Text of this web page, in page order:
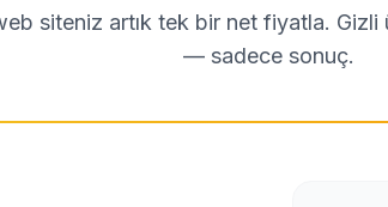
siteniz artık tek bir net fiyatla.
— sadece sonuç.